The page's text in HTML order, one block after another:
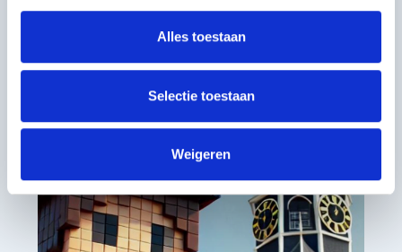
Alles toestaan
Selectie toestaan
Weigeren
dansers van 20Hertz Company.